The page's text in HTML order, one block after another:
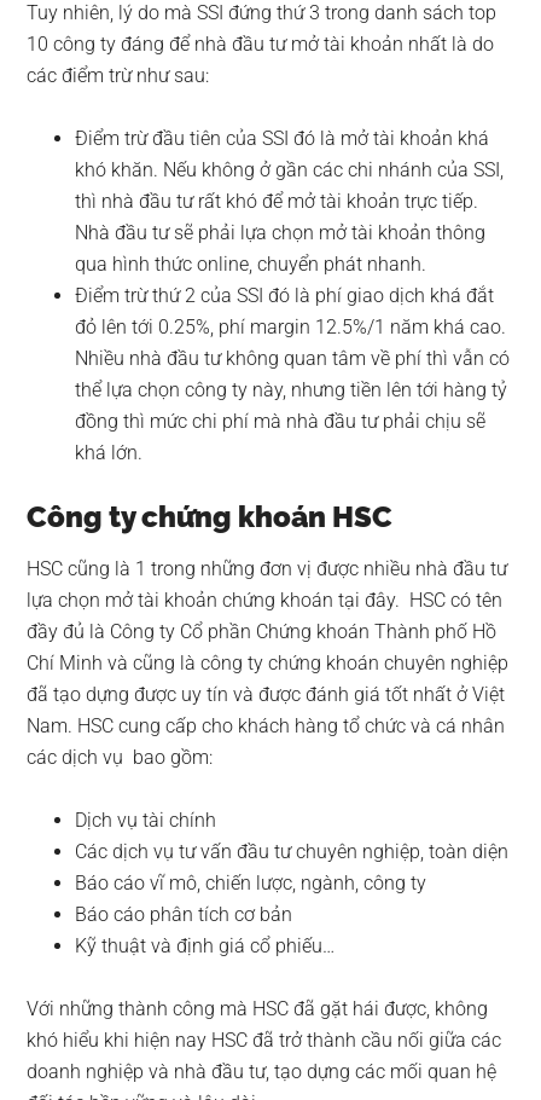
Tuy nhiên, lý do mà SSI đứng thứ 3 trong danh sách top
10 công ty đáng để nhà đầu tư mở tài khoản nhất là do
các điểm trừ như sau:
Điểm trừ đầu tiên của SSI đó là mở tài khoản khá
khó khăn. Nếu không ở gần các chi nhánh của SSI,
thì nhà đầu tư rất khó để mở tài khoản trực tiếp.
Nhà đầu tư sẽ phải lựa chọn mở tài khoản thông
qua hình thức online, chuyển phát nhanh.
Điểm trừ thứ 2 của SSI đó là phí giao dịch khá đắt
đỏ lên tới 0.25%, phí margin 12.5%/1 năm khá cao.
Nhiều nhà đầu tư không quan tâm về phí thì vẫn có
thể lựa chọn công ty này, nhưng tiền lên tới hàng tỷ
đồng thì mức chi phí mà nhà đầu tư phải chịu sẽ
khá lớn.
Công ty chứng khoán HSC
HSC cũng là 1 trong những đơn vị được nhiều nhà đầu tư
lựa chọn mở tài khoản chứng khoán tại đây. HSC có tên
đầy đủ là Công ty Cổ phần Chứng khoán Thành phố Hồ
Chí Minh và cũng là công ty chứng khoán chuyên nghiệp
đã tạo dựng được uy tín và được đánh giá tốt nhất ở Việt
Nam. HSC cung cấp cho khách hàng tổ chức và cá nhân
các dịch vụ bao gồm:
Dịch vụ tài chính
Các dịch vụ tư vấn đầu tư chuyên nghiệp, toàn diện
Báo cáo vĩ mô, chiến lược, ngành, công ty
Báo cáo phân tích cơ bản
Kỹ thuật và định giá cổ phiếu…
Với những thành công mà HSC đã gặt hái được, không
khó hiểu khi hiện nay HSC đã trở thành cầu nối giữa các
doanh nghiệp và nhà đầu tư, tạo dựng các mối quan hệ